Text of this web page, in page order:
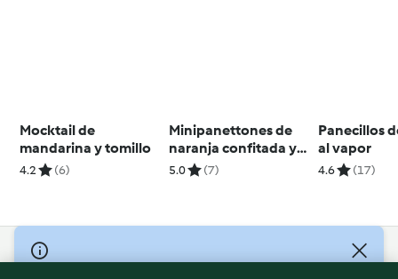
Mocktail de
mandarina y tomillo
4.2 (6)
Minipanettones de
naranja confitada y
chocolate
5.0 (7)
Panecillos
al vapor
4.6 (17)
© Copyright 2026